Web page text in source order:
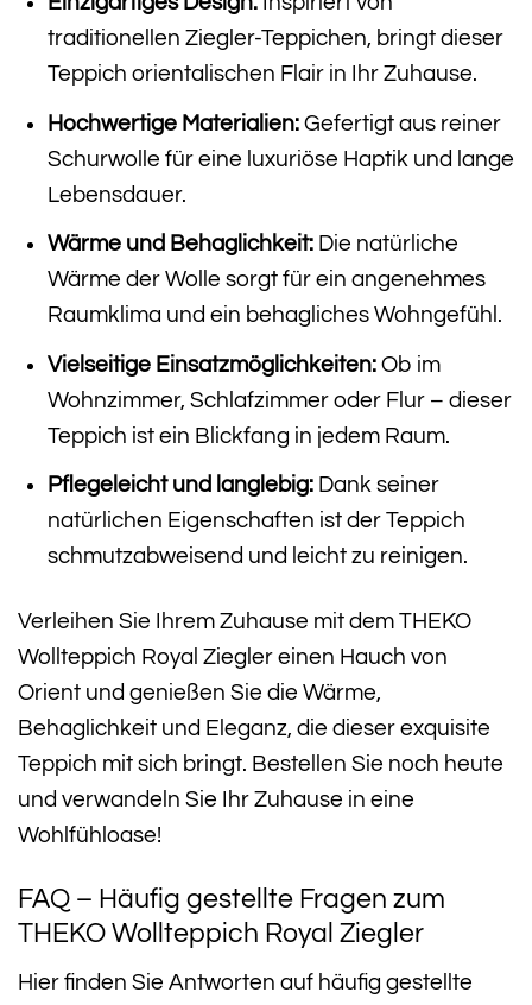
traditionellen Ziegler-Teppichen, bringt dieser
Teppich orientalischen Flair in Ihr Zuhause.
Hochwertige Materialien:Gefertigt aus reiner
Schurwolle für eine luxuriöse Haptik und lange
Lebensdauer.
Wärme und Behaglichkeit:Die natürliche
Wärme der Wolle sorgt für ein angenehmes
Raumklima und ein behagliches Wohngefühl.
Vielseitige Einsatzmöglichkeiten:Ob im
Wohnzimmer, Schlafzimmer oder Flur – dieser
Teppich ist ein Blickfang in jedem Raum.
Pflegeleicht und langlebig:Dank seiner
natürlichen Eigenschaften ist der Teppich
schmutzabweisend und leicht zu reinigen.
Verleihen Sie Ihrem Zuhause mit dem THEKO
Wollteppich Royal Ziegler einen Hauch von
Orient und genießen Sie die Wärme,
Behaglichkeit und Eleganz, die dieser exquisite
Teppich mit sich bringt. Bestellen Sie noch heute
und verwandeln Sie Ihr Zuhause in eine
Wohlfühloase!
FAQ – Häufig gestellte Fragen zum
THEKO Wollteppich Royal Ziegler
Hier finden Sie Antworten auf häufig gestellte